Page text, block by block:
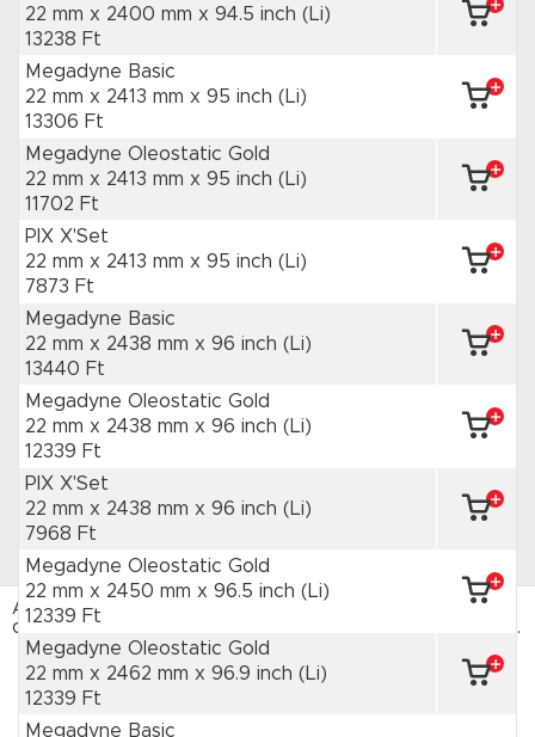
22 mm x 2400 mm x 94.5 inch (Li)
13238 Ft
Megadyne Basic
22 mm x 2413 mm x 95 inch (Li)
13306 Ft
Megadyne Oleostatic Gold
22 mm x 2413 mm x 95 inch (Li)
11702 Ft
PIX X'Set
22 mm x 2413 mm x 95 inch (Li)
7873 Ft
Megadyne Basic
22 mm x 2438 mm x 96 inch (Li)
13440 Ft
Megadyne Oleostatic Gold
22 mm x 2438 mm x 96 inch (Li)
12339 Ft
PIX X'Set
22 mm x 2438 mm x 96 inch (Li)
7968 Ft
Megadyne Oleostatic Gold
22 mm x 2450 mm x 96.5 inch (Li)
12339 Ft
Megadyne Oleostatic Gold
22 mm x 2462 mm x 96.9 inch (Li)
12339 Ft
Megadyne Basic
Az HAJTÁSTECHNIKA webáruház sütiket használ. Az
oldal böngészésével hozzájárulsz a sütik használatához.
Adatvédelmi tájékoztató